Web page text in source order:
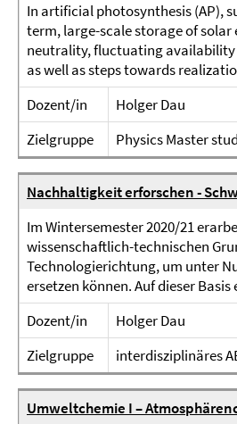
In artificial photosynthesis (AP),
term, large-scale storage of solar
neutrality, fluctuating availability
as well as steps towards
Dozent/in
Holger Dau
Zielgruppe
Physics Master
Nachhaltigkeit erforschen -
Im Wintersemester 2020/21
wissenschaftlich-technischen
Technologierichtung, um unter
ersetzen können. Auf dieser
Dozent/in
Holger Dau
Zielgruppe
interdisziplinäres
Umweltchemie I –